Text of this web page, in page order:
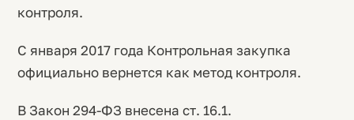
контроля.
С января 2017 года Контрольная закупка
официально вернется как метод контроля.
В Закон 294-ФЗ внесена ст. 16.1.